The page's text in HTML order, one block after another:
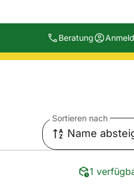
Beratung
Sortieren nach
Name
1